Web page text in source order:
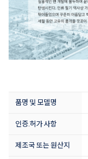
품명 및 모델명
인증.허가 사항
제조국 또는 원산지